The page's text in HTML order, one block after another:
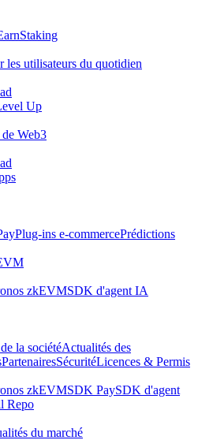
Staking
les utilisateurs du quotidien
Up
de Web3
Plug-ins e-commercePrédictions
zkEVMSDK d'agent IA
la sociétéActualités des
PartenairesSécuritéLicences & Permis
zkEVMSDK PaySDK d'agent
Repo
du marché